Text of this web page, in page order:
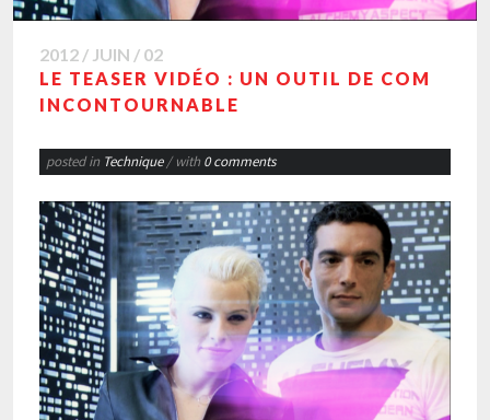
2012 / JUIN / 02
LE TEASER VIDÉO : UN OUTIL DE COM
INCONTOURNABLE
posted in Technique / with 0 comments